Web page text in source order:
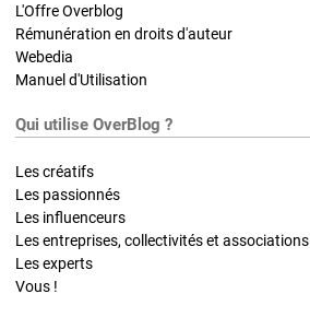
L'Offre Overblog
Rémunération en droits d'auteur
Webedia
Manuel d'Utilisation
Qui utilise OverBlog ?
Les créatifs
Les passionnés
Les influenceurs
Les entreprises, collectivités et associations
Les experts
Vous !